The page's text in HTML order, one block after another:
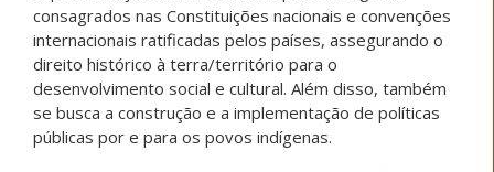
consagrados nas Constituições nacionais e convenções
internacionais ratificadas pelos países, assegurando o
direito histórico à terra/território para o
desenvolvimento social e cultural. Além disso, também
se busca a construção e a implementação de políticas
públicas por e para os povos indígenas.